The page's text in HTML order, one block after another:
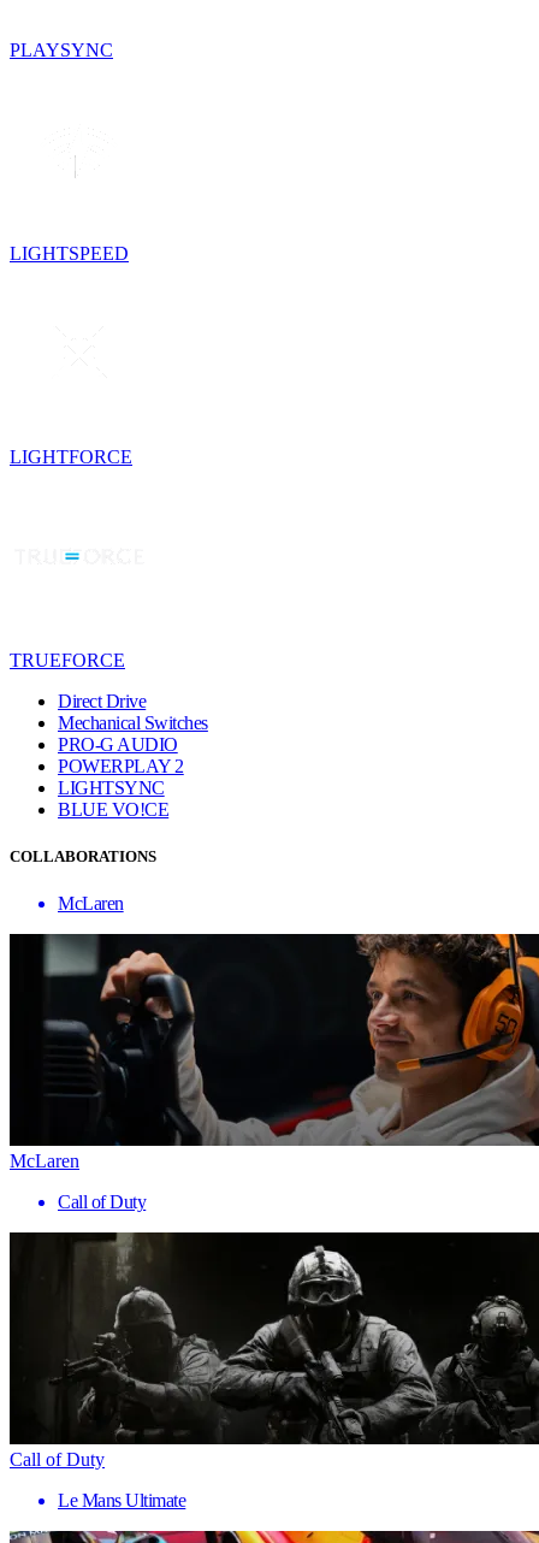
PLAYSYNC
LIGHTSPEED
LIGHTFORCE
TRUEFORCE
Direct Drive
Mechanical Switches
PRO-G AUDIO
POWERPLAY 2
LIGHTSYNC
BLUE VO!CE
COLLABORATIONS
McLaren
McLaren
Call of Duty
Call of Duty
Le Mans Ultimate